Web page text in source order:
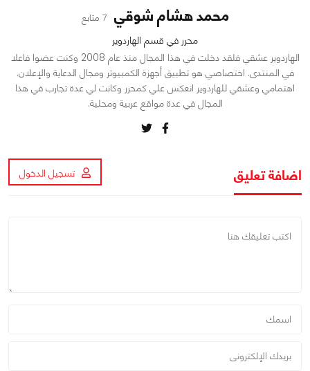
محمد هشام شوقي 7 متابع
محرر في قسم الهاردوير
الهاردوير عشقي فلقد دخلت في هذا المجال منذ عام 2008 وكنت عضوا فاعلا
في المنتدى. اختصاصي هو تطبيق أجهزة الكمبيوتر ومجال الدعاية والإعلان.
اهتمامي وعشقي للهاردوير انعكس علي كمحرر وكانت لي عدة تجارب في هذا
المجال في عدة مواقع عربية ومحلية.
اضافة تعليق تسجيل الدخول